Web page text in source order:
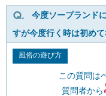
今度ソープランド
すが今度行く時は初め
風俗の遊び方
この質問は
質問者から